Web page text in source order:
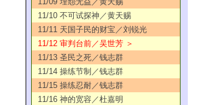
11/10 不可试探神／黄天赐
11/11 天国子民的财宝／刘锐光
11/12 审判台前／吴世芳 ＞
11/13 圣民之死／钱志群
11/14 操练节制／钱志群
11/15 操练忍耐／钱志群
11/16 神的宽容／杜嘉明